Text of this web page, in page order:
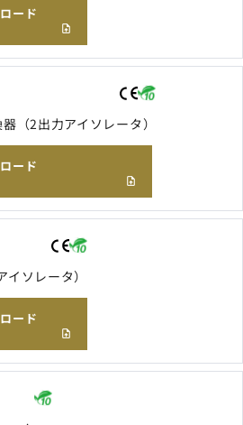
ード
（2出力アイソレータ）
ード
ソレータ）
ード